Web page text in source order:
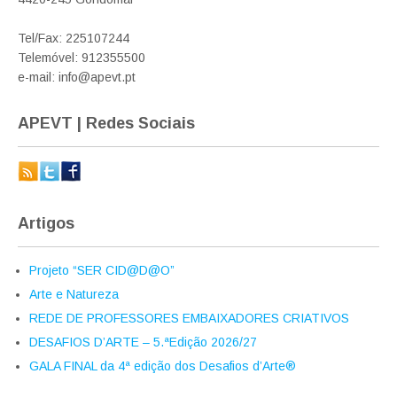
Tel/Fax: 225107244
Telemóvel: 912355500
e-mail: info@apevt.pt
APEVT | Redes Sociais
Artigos
Projeto “SER CID@D@O”
Arte e Natureza
REDE DE PROFESSORES EMBAIXADORES CRIATIVOS
DESAFIOS D’ARTE – 5.ªEdição 2026/27
GALA FINAL da 4ª edição dos Desafios d’Arte®